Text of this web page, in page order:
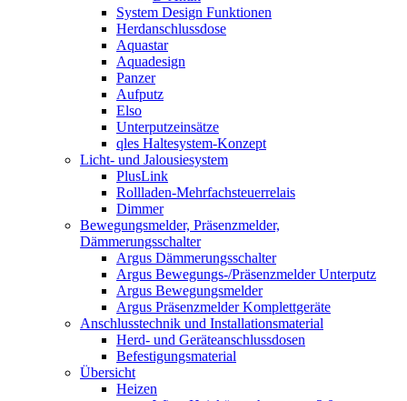
System Design Funktionen
Herdanschlussdose
Aquastar
Aquadesign
Panzer
Aufputz
Elso
Unterputzeinsätze
qles Haltesystem-Konzept
Licht- und Jalousiesystem
PlusLink
Rollladen-Mehrfachsteuerrelais
Dimmer
Bewegungsmelder, Präsenzmelder,
Dämmerungsschalter
Argus Dämmerungsschalter
Argus Bewegungs-/Präsenzmelder Unterputz
Argus Bewegungsmelder
Argus Präsenzmelder Komplettgeräte
Anschlusstechnik und Installationsmaterial
Herd- und Geräteanschlussdosen
Befestigungsmaterial
Übersicht
Heizen